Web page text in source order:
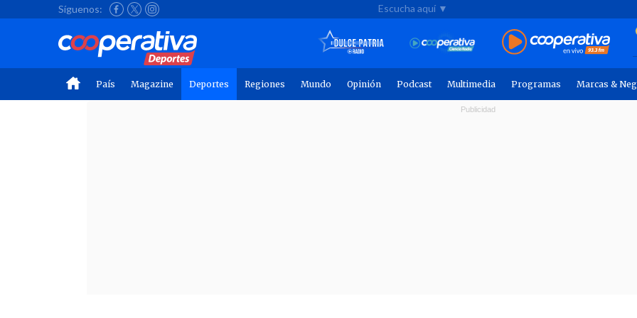
Síguenos: Escucha aquí ▼
País Magazine Deportes Regiones Mundo Opinión Podcast Multimedia Programas Marcas &